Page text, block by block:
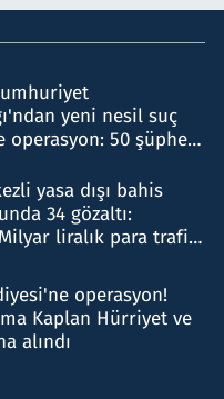
yeni nesil suç
operasyon: 50 şüpheli
yasa dışı bahis
34 gözaltı:
liralık para trafiği
operasyon!
Kaplan Hürriyet ve
alındı